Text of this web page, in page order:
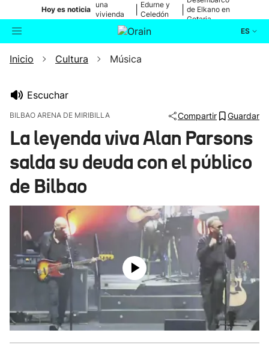
Hoy es noticia
una
vivienda
de Bilbao
Edurne y
Celedón
de Elkano en
Getaria
ES
Buscador Actualidad
Ikusmiran
Inicio Cultura Música
Escuchar
BILBAO ARENA DE MIRIBILLA Compartir Guardar
La leyenda viva Alan Parsons
salda su deuda con el público
de Bilbao